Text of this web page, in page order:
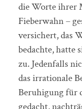
die Worte ihrer
Fieberwahn –
versichert, das
bedachte, hatte
zu. Jedenfalls
das irrationale
Beruhigung für